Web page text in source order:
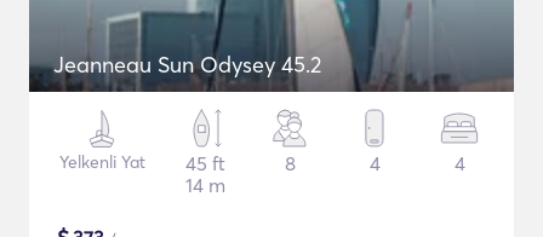
Jeanneau Sun Odysey 45.2
Yelkenli Yat
45 ft
14 m
8 4 4